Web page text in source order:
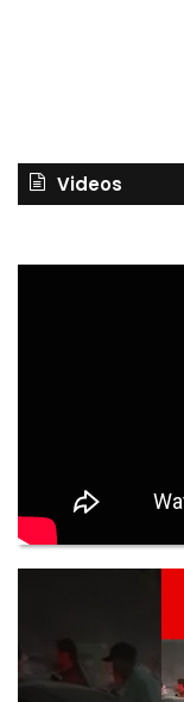
Videos